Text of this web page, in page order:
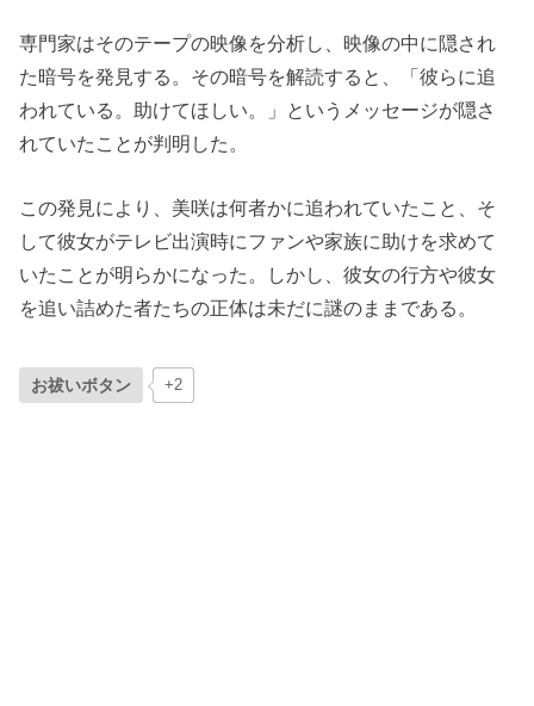
専門家はそのテープの映像を分析し、映像の中に隠され
た暗号を発見する。その暗号を解読すると、「彼らに追
われている。助けてほしい。」というメッセージが隠さ
れていたことが判明した。
この発見により、美咲は何者かに追われていたこと、そ
して彼女がテレビ出演時にファンや家族に助けを求めて
いたことが明らかになった。しかし、彼女の行方や彼女
を追い詰めた者たちの正体は未だに謎のままである。
お祓いボタン +2